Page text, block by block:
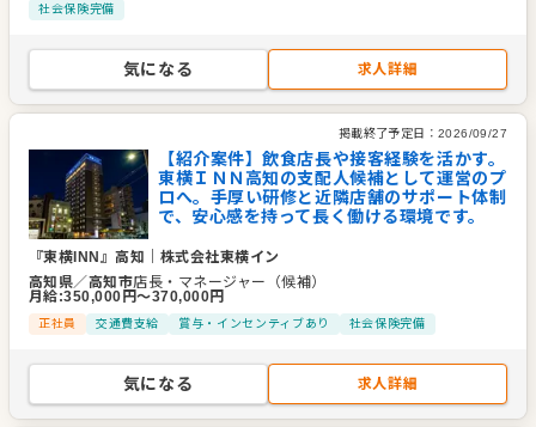
社会保険完備
気になる 求人詳細
掲載終了予定日： 2026/09/27
【紹介案件】飲食店長や接客経験を活かす。
東横ＩＮＮ高知の支配人候補として運営のプ
ロへ。手厚い研修と近隣店舗のサポート体制
で、安心感を持って長く働ける環境です。
『東横INN』高知
株式会社東横イン
高知県／高知市店長・マネージャー（候補）
月給:350,000 円〜370,000円
正社員 交通費支給 賞与・インセンティブあり 社会保険完備
気になる 求人詳細